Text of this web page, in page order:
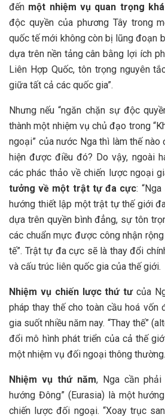
đến một nhiệm vụ quan trọng
độc quyền của phương Tây trong
quốc tế mới không còn bị lũng đoạn
dựa trên nền tảng cân bằng lợi ích
Liên Hợp Quốc, tôn trọng nguyên
giữa tất cả các quốc gia”.
Nhưng nếu “ngăn chặn sự độc
thành một nhiệm vụ chủ đạo trong
ngoại” của nước Nga thì làm thế
hiện được điều đó? Do vậy, ngoài
các phác thảo về chiến lược ngoại
tưởng về một trật tự đa cực:
hướng thiết lập một trật tự thế giới
dựa trên quyền bình đẳng, sự tôn
các chuẩn mực được công nhận
tế”. Trật tự đa cực sẽ là thay đổi
và cấu trúc liên quốc gia của thế giới.
Nhiệm vụ chiến lược thứ tưcủa
pháp thay thế cho toàn cầu hoá vốn
gia suốt nhiều năm nay. “Thay thế”
đổi mô hình phát triển của cả thế
một nhiệm vụ đối ngoại thông thường.
Nhiệm vụ thứ năm, Nga cần phải
hướng Đông” (Eurasia) là một
chiến lược đối ngoại. “Xoay trục